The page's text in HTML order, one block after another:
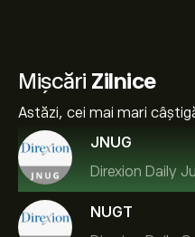
Mișcări Zilnice
Astăzi, cei mai mari
JNUG
NUGT